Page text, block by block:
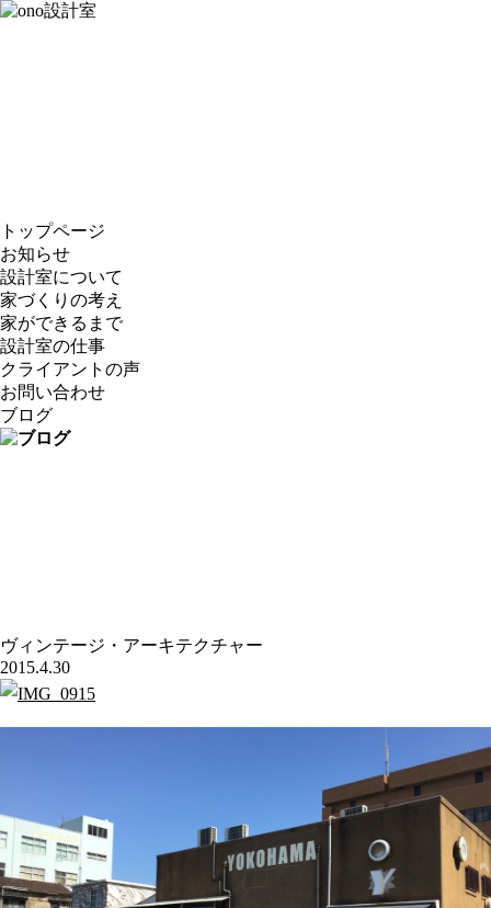
トップページ
お知らせ
設計室について
家づくりの考え
家ができるまで
設計室の仕事
クライアントの声
お問い合わせ
ブログ
ヴィンテージ・アーキテクチャー
2015.4.30